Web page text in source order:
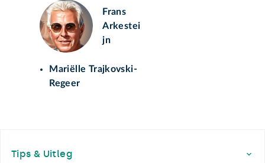
Frans
Arkestei
jn
Mariëlle Trajkovski-
Regeer
Tips & Uitleg